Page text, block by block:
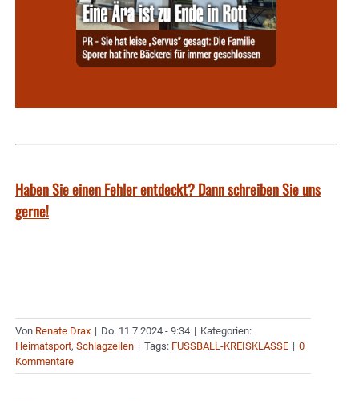
Haben Sie einen Fehler entdeckt? Dann schreiben Sie uns
gerne!
Von Renate Drax | Do. 11.7.2024 - 9:34 | Kategorien:
Heimatsport, Schlagzeilen | Tags: FUSSBALL-KREISKLASSE | 0
Kommentare